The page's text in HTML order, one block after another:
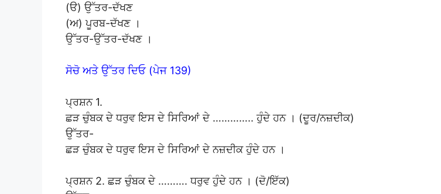
(ੳ) ਉੱਤਰ-ਦੱਖਣ
(ਅ) ਪੂਰਬ-ਦੱਖਣ ।
ਉੱਤਰ-ਉੱਤਰ-ਦੱਖਣ ।
ਸੋਚੋ ਅਤੇ ਉੱਤਰ ਦਿਓ (ਪੇਜ 139)
ਪ੍ਰਸ਼ਨ 1.
ਛੜ ਚੁੰਬਕ ਦੇ ਧਰੁਵ ਇਸ ਦੇ ਸਿਰਿਆਂ ਦੇ ………….. ਹੁੰਦੇ ਹਨ । (ਦੂਰ/ਨਜ਼ਦੀਕ)
ਉੱਤਰ-
ਛੜ ਚੁੰਬਕ ਦੇ ਧਰੁਵ ਇਸ ਦੇ ਸਿਰਿਆਂ ਦੇ ਨਜ਼ਦੀਕ ਹੁੰਦੇ ਹਨ ।
ਪ੍ਰਸ਼ਨ 2. ਛੜ ਚੁੰਬਕ ਦੇ ………. ਧਰੁਵ ਹੁੰਦੇ ਹਨ । (ਦੋ/ਇੱਕ)